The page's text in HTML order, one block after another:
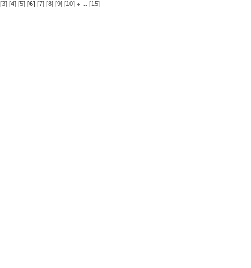
[3] [4] [5] [6] [7] [8] [9] [10] ... [15]